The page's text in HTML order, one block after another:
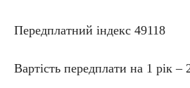
Передплатний індекс 49118
Вартість передплати на 1 рік –